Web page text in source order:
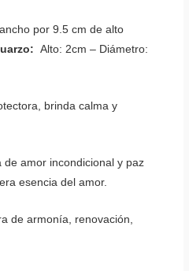
por 9.5 cm de alto
Alto: 2cm – Diámetro:
brinda calma y
de amor incondicional y paz
esencia del amor.
de armonía, renovación,